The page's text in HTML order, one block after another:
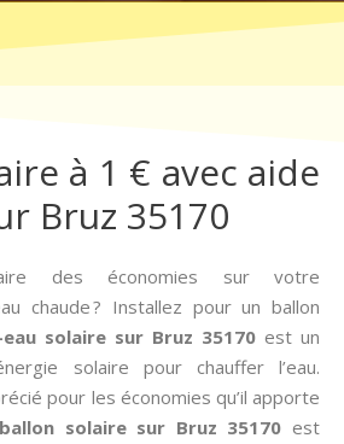
à 1 € avec aide
Bruz 35170
des économies sur votre
chaude ? Installez pour un ballon
eau solaire sur Bruz 35170 est un
solaire pour chauffer l’eau.
pour les économies qu’il apporte
ballon solaire sur Bruz 35170 est